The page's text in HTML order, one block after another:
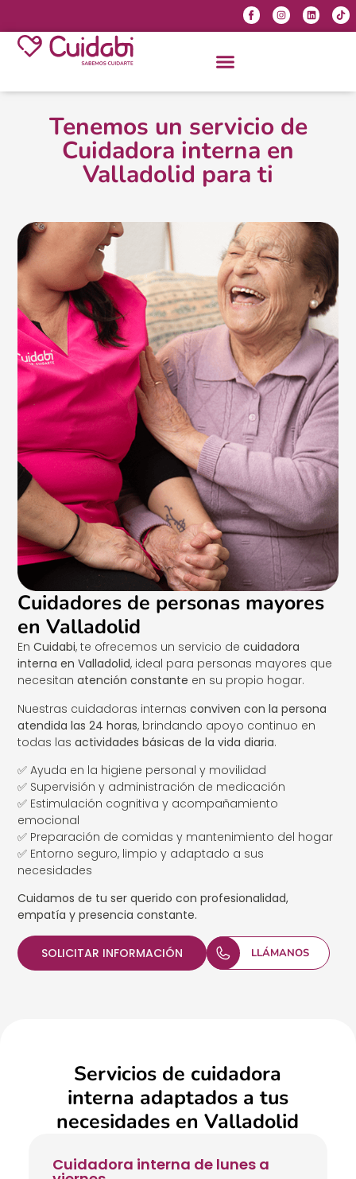
Tenemos un servicio de
Cuidadora interna en
Valladolid para ti
Cuidadores de personas mayores
en Valladolid
EnCuidabi, te ofrecemos un servicio decuidadora
interna en Valladolid, ideal para personas mayores que
necesitanatención constante en su propio hogar.
Nuestras cuidadoras internasconviven con la persona
atendida las 24 horas, brindando apoyo continuo en
todas lasactividades básicas de la vida diaria.
✅ Ayuda en la higiene personal y movilidad
✅ Supervisión y administración de medicación
✅ Estimulación cognitiva y acompañamiento
emocional
✅ Preparación de comidas y mantenimiento del hogar
✅ Entorno seguro, limpio y adaptado a sus
necesidades
Cuidamos de tu ser querido con profesionalidad,
empatía y presencia constante.
SOLICITAR INFORMACIÓN LLÁMANOS
Servicios de cuidadora
interna adaptados a tus
necesidades en Valladolid
Cuidadora interna de lunes a